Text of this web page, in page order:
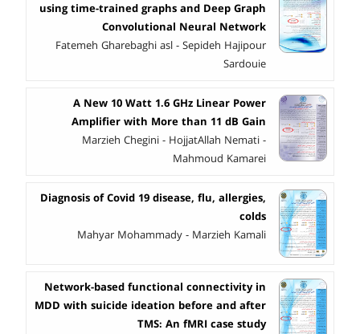
using time-trained graphs and Deep Graph
Convolutional Neural Network
Fatemeh Gharebaghi asl - Sepideh Hajipour
Sardouie
A New 10 Watt 1.6 GHz Linear Power
Amplifier with More than 11 dB Gain
Marzieh Chegini - HojjatAllah Nemati -
Mahmoud Kamarei
Diagnosis of Covid 19 disease, flu, allergies,
colds
Mahyar Mohammady - Marzieh Kamali
Network-based functional connectivity in
MDD with suicide ideation before and after
TMS: An fMRI case study